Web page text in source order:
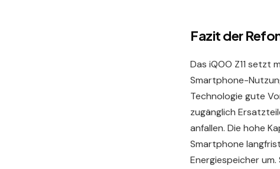
Fazit der
Das iQOO Z11
Smartphone-
Technologie gute
zugänglich
anfallen. Die hohe
Smartphone
Energiespeicher